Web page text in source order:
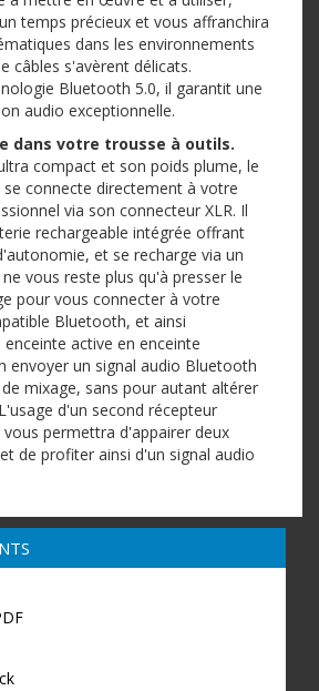
temps précieux et vous affranchira
dans les environnements
câbles s'avèrent délicats.
Bluetooth 5.0, il garantit une
audio exceptionnelle.
dans votre trousse à outils.
compact et son poids plume, le
connecte directement à votre
via son connecteur XLR. Il
rechargeable intégrée offrant
et se recharge via un
vous reste plus qu'à presser le
pour vous connecter à votre
Bluetooth, et ainsi
active en enceinte
envoyer un signal audio Bluetooth
mixage, sans pour autant altérer
d'un second récepteur
permettra d'appairer deux
de profiter ainsi d'un signal audio